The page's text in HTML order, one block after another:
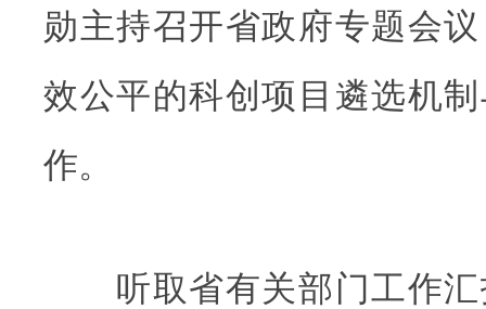
勋主持召开省政府专题会
效公平的科创项目遴选机
作。
听取省有关部门工作汇